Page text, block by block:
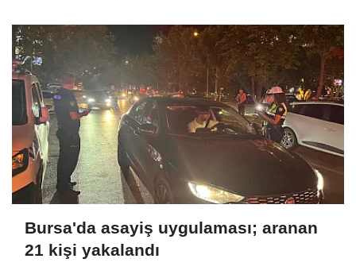
Bursa'da asayiş uygulaması; aranan
21 kişi yakalandı